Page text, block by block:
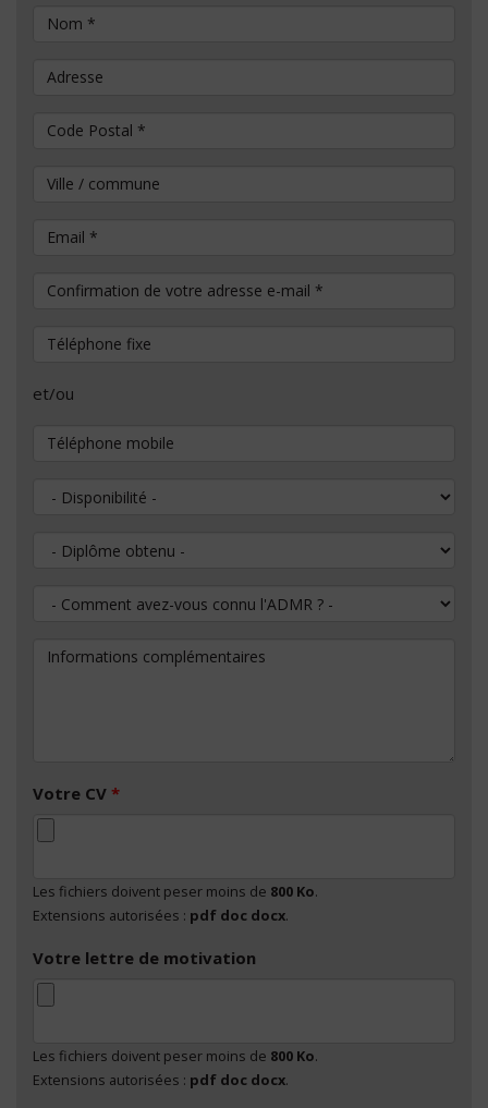
Nom*
Adresse
Code Postal *
Ville / commune
Email*
Confirmation de votre adresse e-mail
Téléphone fixe
et/ou
Téléphone mobile
Disponibilité
Diplôme obtenu
Comment avez-vous connu l'ADMR ?
Informations complémentaires
Votre CV *
Les fichiers doivent peser moins de 800 Ko.
Extensions autorisées : pdf doc docx.
Votre lettre de motivation
Les fichiers doivent peser moins de 800 Ko.
Extensions autorisées : pdf doc docx.